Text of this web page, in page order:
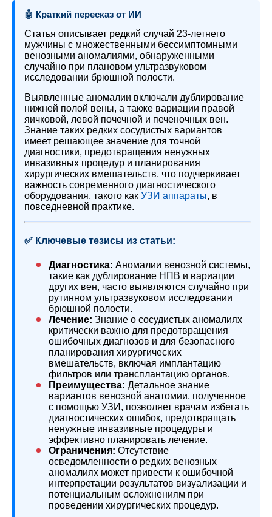
🤖 Краткий пересказ от ИИ
Статья описывает редкий случай 23-летнего
мужчины с множественными бессимптомными
венозными аномалиями, обнаруженными
случайно при плановом ультразвуковом
исследовании брюшной полости.
Выявленные аномалии включали дублирование
нижней полой вены, а также вариации правой
яичковой, левой почечной и печеночных вен.
Знание таких редких сосудистых вариантов
имеет решающее значение для точной
диагностики, предотвращения ненужных
инвазивных процедур и планирования
хирургических вмешательств, что подчеркивает
важность современного диагностического
оборудования, такого как УЗИ аппараты, в
повседневной практике.
✅ Ключевые тезисы из статьи:
Диагностика: Аномалии венозной системы,
такие как дублирование НПВ и вариации
других вен, часто выявляются случайно при
рутинном ультразвуковом исследовании
брюшной полости.
Лечение: Знание о сосудистых аномалиях
критически важно для предотвращения
ошибочных диагнозов и для безопасного
планирования хирургических
вмешательств, включая имплантацию
фильтров или трансплантацию органов.
Преимущества: Детальное знание
вариантов венозной анатомии, полученное
с помощью УЗИ, позволяет врачам избегать
диагностических ошибок, предотвращать
ненужные инвазивные процедуры и
эффективно планировать лечение.
Ограничения: Отсутствие
осведомленности о редких венозных
аномалиях может привести к ошибочной
интерпретации результатов визуализации и
потенциальным осложнениям при
проведении хирургических процедур.